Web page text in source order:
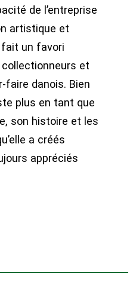
de l’entreprise
artistique et
un favori
et
faire danois. Bien
plus en tant que
son histoire et les
a créés
appréciés